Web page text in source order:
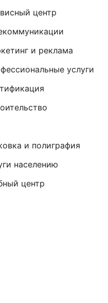
центр
и реклама
услуги
и полиграфия
населению
центр